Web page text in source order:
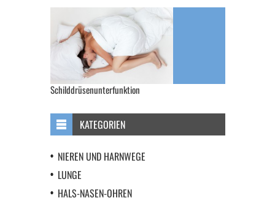
Schilddrüsenunterfunktion
KATEGORIEN
NIEREN UND HARNWEGE
LUNGE
HALS-NASEN-OHREN